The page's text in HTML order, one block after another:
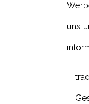
uns